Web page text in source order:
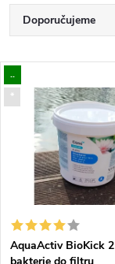
Ř
a
z
í
Doporučujeme
Nejprodávanější
Abecedně
V
ý
s
..
*
AquaActiv BioKick